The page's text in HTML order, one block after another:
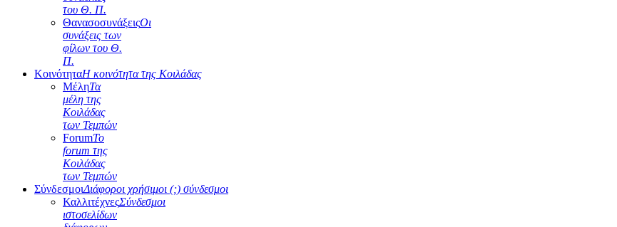
του Θ. Π.
ΘανασοσυνάξειςΟι
συνάξεις των
φίλων του Θ.
Π.
ΚοινότηταΗ κοινότητα της Κοιλάδας
ΜέληΤα
μέλη της
Κοιλάδας
των Τεμπών
ForumΤο
forum της
Κοιλάδας
των Τεμπών
ΣύνδεσμοιΔιάφοροι χρήσιμοι (;) σύνδεσμοι
ΚαλλιτέχνεςΣύνδεσμοι
ιστοσελίδων